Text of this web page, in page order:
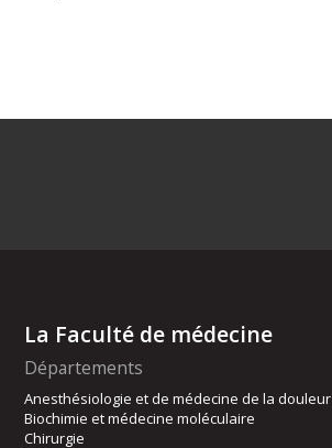
La Faculté de médecine
Départements
Anesthésiologie et de médecine de la douleur
Biochimie et médecine moléculaire
Chirurgie